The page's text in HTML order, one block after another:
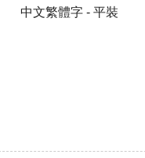
中文繁體字 - 平裝